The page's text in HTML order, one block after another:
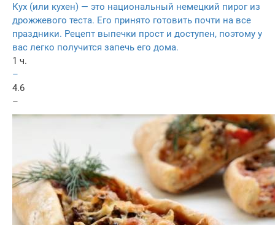
Кух (или кухен) — это национальный немецкий пирог из
дрожжевого теста. Его принято готовить почти на все
праздники. Рецепт выпечки прост и доступен, поэтому у
вас легко получится запечь его дома.
1 ч.
–
4.6
–